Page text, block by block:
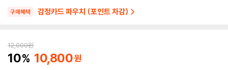
구매혜택 감정카드 파우치 (포인트 차감)
12,000원
10 10,800